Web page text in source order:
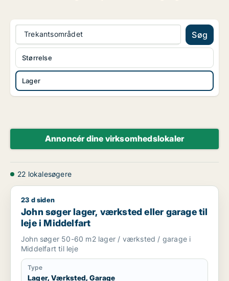
Trekantsområdet Søg
Lager
Størrelse
Annoncér dine virksomhedslokaler
22 lokalesøgere
John søger lager, værksted eller garage til leje i Middelfart
23 d siden
John søger lager, værksted eller garage til
leje i Middelfart
John søger 50-60 m2 lager / værksted / garage i
Middelfart til leje
Type
Lager, Værksted, Garage